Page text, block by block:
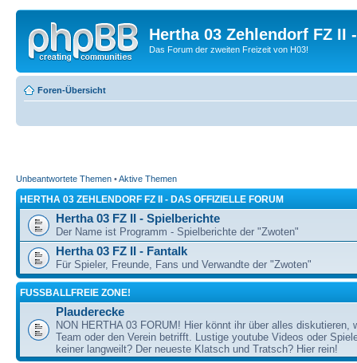
Hertha 03 Zehlendorf FZ II
Das Forum der zweiten Freizeit von H03!
Foren-Übersicht
Unbeantwortete Themen •Aktive Themen
HERTHA 03 ZEHLENDORF FZ II - DAS OFFIZIELLE FORUM
Hertha 03 FZ II - Spielberichte
Der Name ist Programm - Spielberichte der "Zwoten"
Hertha 03 FZ II - Fantalk
Für Spieler, Freunde, Fans und Verwandte der "Zwoten"
FUSSBALLFREIE ZONE!
Plauderecke
NON HERTHA 03 FORUM! Hier könnt ihr über alles diskutieren,
Team oder den Verein betrifft. Lustige youtube Videos oder
keiner langweilt? Der neueste Klatsch und Tratsch? Hier rein!